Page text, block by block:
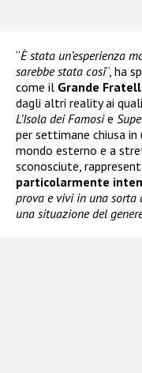
“È stata un’esperienza
sarebbe stata così“, ha
come il Grande
dagli altri reality ai
L’Isola dei Famosie
per settimane chiusa
mondo esterno e a
sconosciute,
particolarmente
prova e vivi in una sorta
una situazione del